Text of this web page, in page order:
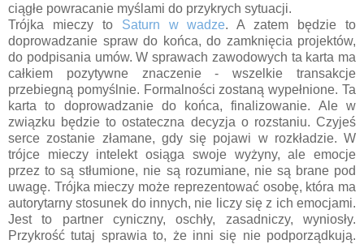
ciągłe powracanie myślami do przykrych sytuacji.
Trójka mieczy to Saturn w wadze. A zatem będzie to
doprowadzanie spraw do końca, do zamknięcia projektów,
do podpisania umów. W sprawach zawodowych ta karta ma
całkiem pozytywne znaczenie - wszelkie transakcje
przebiegną pomyślnie. Formalności zostaną wypełnione. Ta
karta to doprowadzanie do końca, finalizowanie. Ale w
związku będzie to ostateczna decyzja o rozstaniu. Czyjeś
serce zostanie złamane, gdy się pojawi w rozkładzie. W
trójce mieczy intelekt osiąga swoje wyżyny, ale emocje
przez to są stłumione, nie są rozumiane, nie są brane pod
uwagę. Trójka mieczy może reprezentować osobę, która ma
autorytarny stosunek do innych, nie liczy się z ich emocjami.
Jest to partner cyniczny, oschły, zasadniczy, wyniosły.
Przykrość tutaj sprawia to, że inni się nie podporządkują.